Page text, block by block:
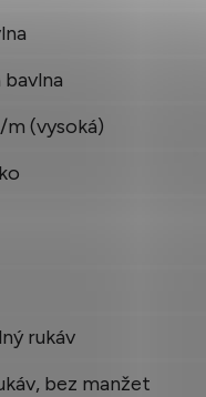
m (vysoká)
rukáv
bez manžet